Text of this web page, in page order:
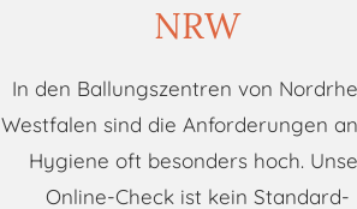
NRW
In den Ballungszentren von
Westfalen sind die Anforderungen
Hygiene oft besonders hoch.
Online-Check ist kein Standard-